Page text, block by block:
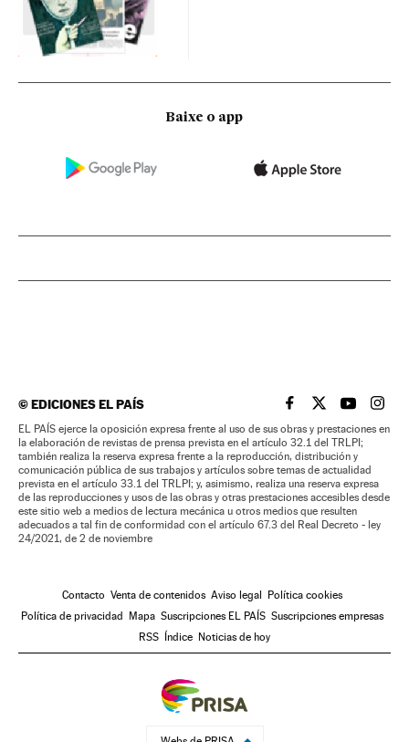
Baixe o app
©EDICIONES EL PAÍS EL PAÍS BRASIL EN
EL PAÍSEL PAÍS
EL
EL PAÍS ejerce la oposición expresa frente al uso de sus obras y prestaciones en
la elaboración de revistas de prensa prevista en el artículo 32.1 del TRLPI;
también realiza la reserva expresa frente a la reproducción, distribución y
comunicación pública de sus trabajos y artículos sobre temas de actualidad
prevista en el artículo 33.1 del TRLPI; y, asimismo, realiza una reserva expresa
de las reproducciones y usos de las obras y otras prestaciones accesibles desde
este sitio web a medios de lectura mecánica u otros medios que resulten
adecuados a tal fin de conformidad con el artículo 67.3 del Real Decreto - ley
24/2021, de 2 de noviembre
Contacto Venta de contenidos Aviso legal Política cookies
Política de privacidad Mapa Suscripciones EL PAÍS Suscripciones empresas
RSS Índice Noticias de hoy